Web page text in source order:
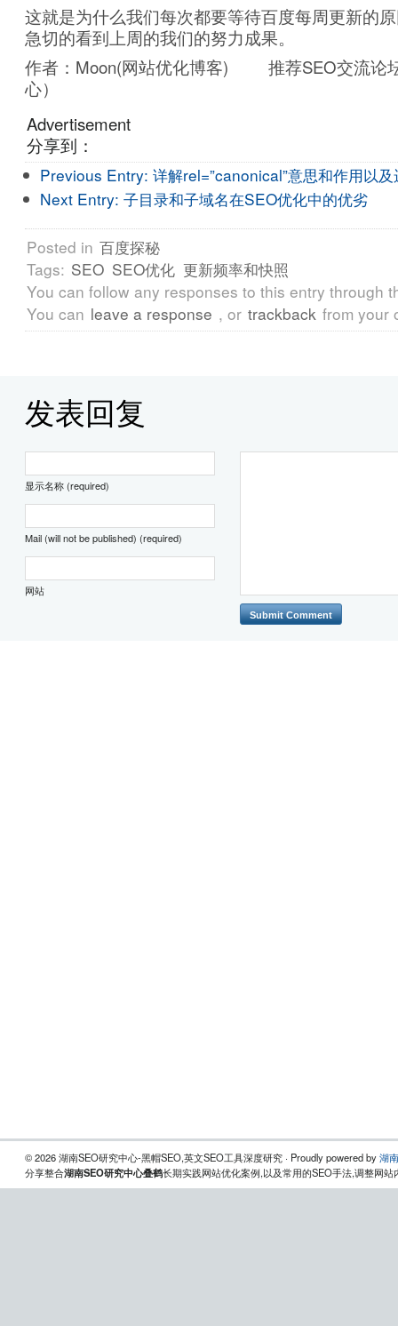
这就是为什么我们每次都要等待百度每周更新的
急切的看到上周的我们的努力成果。
作者：Moon(网站优化博客) 推荐SEO交流论
心）
Advertisement
分享到：
Previous Entry: 详解rel=”canonical”意思和作用以
Next Entry: 子目录和子域名在SEO优化中的优劣
Posted in 百度探秘
Tags: SEO SEO优化 更新频率和快照
You can follow any responses to this entry through
You can leave a response , or trackback from your
发表回复
显示名称 (required)
Mail (will not be published) (required)
网站
© 2026 湖南SEO研究中心-黑帽SEO,英文SEO工具深度研究 · Proudly powered by湖
分享整合湖南SEO研究中心叠鹤长期实践网站优化案例,以及常用的SEO手法,调整网